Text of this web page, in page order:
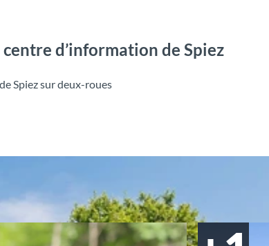
d’information de Spiez
Spiez sur deux-roues